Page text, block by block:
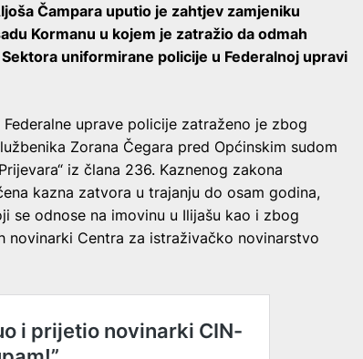
Čampara uputio je zahtjev zamjeniku
Kormanu u kojem je zatražio da odmah
uniformirane policije u Federalnoj upravi
uprave policije zatraženo je zbog
Zorana Čegara pred Općinskim sudom
iz člana 236. Kaznenog zakona
kazna zatvora u trajanju do osam godina,
se odnose na imovinu u Ilijašu kao i zbog
novinarki Centra za istraživačko novinarstvo